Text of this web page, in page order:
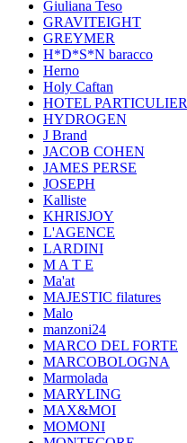
Giuliana Teso
GRAVITEIGHT
GREYMER
H*D*S*N baracco
Herno
Holy Caftan
HOTEL PARTICULIER
HYDROGEN
J Brand
JACOB COHEN
JAMES PERSE
JOSEPH
Kalliste
KHRISJOY
L'AGENCE
LARDINI
M A T E
Ma'at
MAJESTIC filatures
Malo
manzoni24
MARCO DEL FORTE
MARCOBOLOGNA
Marmolada
MARYLING
MAX&MOI
MOMONI